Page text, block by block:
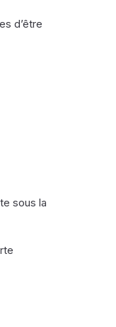
d’être
sous la